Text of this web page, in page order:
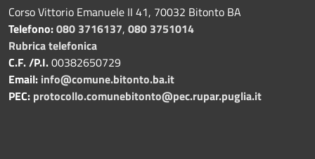
Corso Vittorio Emanuele II 41, 70032 Bitonto BA
Telefono:080 3716137, 080 3751014
Rubrica telefonica
C.F. /P.I.00382650729
Email: info@comune.bitonto.ba.it
PEC: protocollo.comunebitonto@pec.rupar.puglia.it